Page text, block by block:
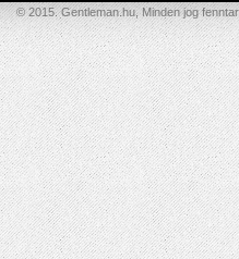
© 2015. Gentleman.hu, Minden jog